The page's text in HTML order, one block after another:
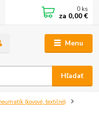
Menu
Hľadať
0 ks
za 0,00 €
(kovové, textilné)